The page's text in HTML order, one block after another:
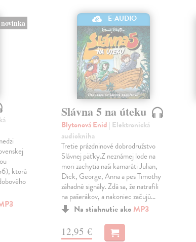
novinka
ktorá
E-AUDIO
Slávna 5 na úteku
Blytonová Enid | Elektronická
audiokniha
Tretie prázdninové dobrodružstvo
Slávnej päťky.Z neznámej lode na
mori zachytia naši kamaráti Julian,
Dick, George, Anna a pes Timothy
záhadné signály. Zdá sa, že natrafili
na pašerákov, a nakoniec začujú…
Na stiahnutie ako MP3
12,95 €